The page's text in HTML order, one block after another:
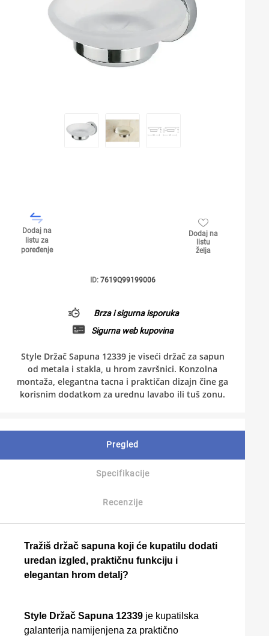
Dodaj na
listu za
poređenje
Dodaj na
listu
želja
ID: 7619Q99199006
Brza i sigurna isporuka
Sigurna web kupovina
Style Držač Sapuna 12339 je viseći držač za sapun
od metala i stakla, u hrom završnici. Konzolna
montaža, elegantna tacna i praktičan dizajn čine ga
korisnim dodatkom za urednu lavabo ili tuš zonu.
Pregled
Specifikacije
Recenzije
Tražiš držač sapuna koji će kupatilu dodati
uredan izgled, praktičnu funkciju i
elegantan hrom detalj?
Style Držač Sapuna 12339 je kupatilska
galanterija namijenjena za praktično